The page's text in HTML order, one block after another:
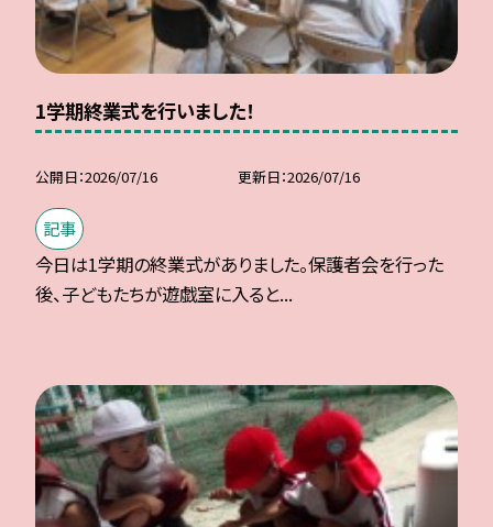
1学期終業式を行いました！
公開日 2026/07/16 更新日 2026/07/16
記事
今日は1学期の終業式がありました。保護者会を行った
後、子どもたちが遊戯室に入ると...